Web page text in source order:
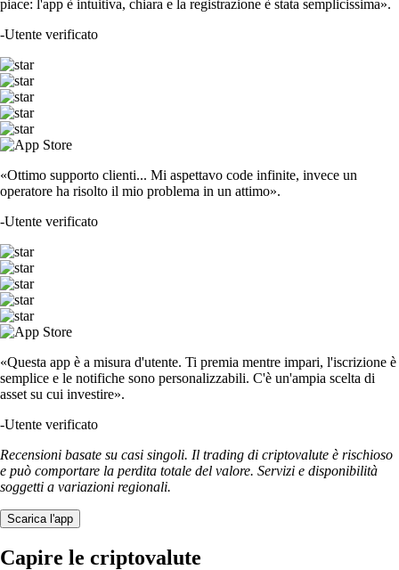
piace: l'app è intuitiva, chiara e la registrazione è stata semplicissima».
-Utente verificato
«Ottimo supporto clienti... Mi aspettavo code infinite, invece un
operatore ha risolto il mio problema in un attimo».
-Utente verificato
«Questa app è a misura d'utente. Ti premia mentre impari, l'iscrizione è
semplice e le notifiche sono personalizzabili. C'è un'ampia scelta di
asset su cui investire».
-Utente verificato
Recensioni basate su casi singoli. Il trading di criptovalute è rischioso
e può comportare la perdita totale del valore. Servizi e disponibilità
soggetti a variazioni regionali.
Scarica l'app
Capire le criptovalute